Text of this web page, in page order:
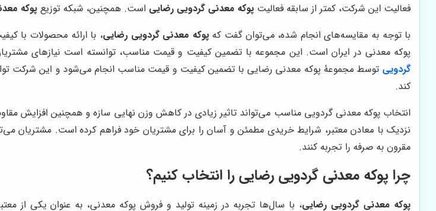
فعالیت این شرکت، کمتر از سابقه فعالیت پوکه معدنی گردویی رضایی است. همچنین، شبکه توزیع پوکه
با توجه به مقایسه‌های انجام شده، می‌توان گفت کهپوکه معدنی گردویی رضایی، با ارائه محصولات با
پوکه معدنی در ایران است. این مجموعه با تضمین کیفیت و قیمت مناسب، توانسته است نیازهای مشتریان
گردویی توسط مجموعۀ پوکه معدنی رضایی با تضمین کیفیت و قیمت مناسب انجام می‌شود و این شرکت
کند.
انتخاب پوکه معدنی گردویی مناسب می‌تواند تاثیر زیادی در کاهش وزن نهایی سازه و همچنین افزایش
نزدیک با معادن معتبر، شرایط خریدی مطمئن و آسان را برای مشتریان خود فراهم کرده است. مشتریان
مقرون به صرفه را تجربه کنند.
چرا پوکه معدنی گردویی رضایی را انتخاب کنیم؟
پوکه معدنی گردویی رضایی، با سال‌ها تجربه در زمینه تولید و فروش پوکه معدنی، به عنوان یکی از